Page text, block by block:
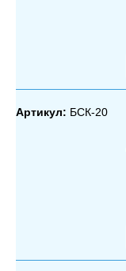
Артикул: БСК-20